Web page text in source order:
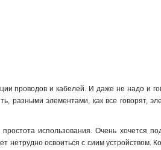
проводов и кабелей. И даже не надо и
разными элементами, как все говорят,
использования. Очень хочется
нетрудно освоиться с сиим устройством.